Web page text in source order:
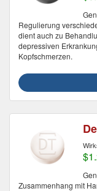
Regulierung
dient auch zu
depressiven
Kopfschmerzen.
Zusammenhang mit